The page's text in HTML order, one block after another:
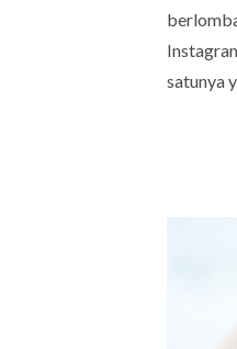
satunya